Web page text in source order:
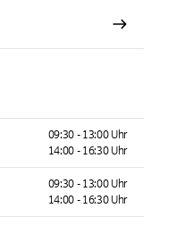
09:30 - 13:00 Uhr
14:00 - 16:30 Uhr
09:30 - 13:00 Uhr
14:00 - 16:30 Uhr